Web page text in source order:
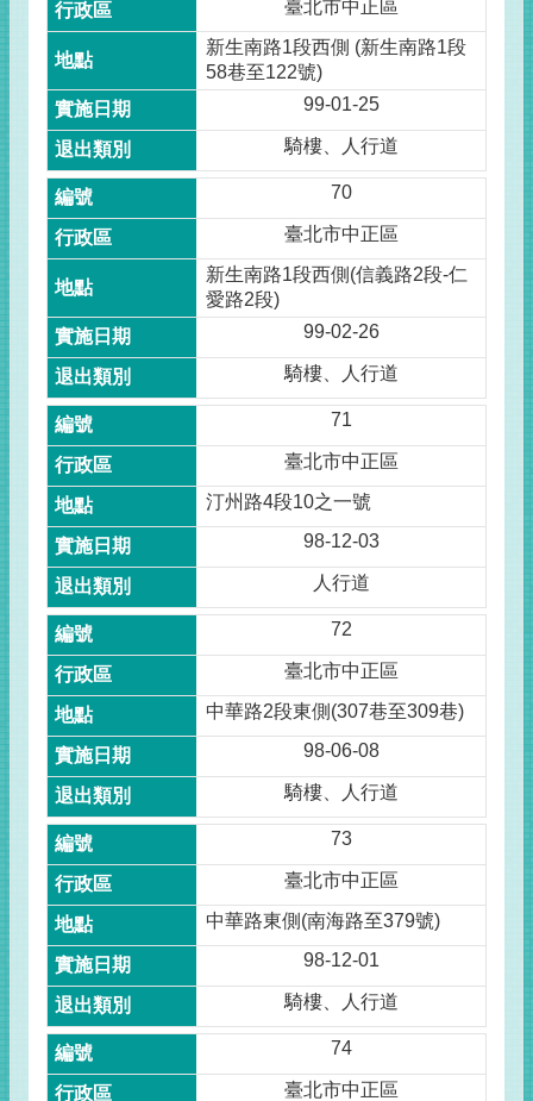
臺北市中正區
新生南路1段西側 (新生南路1段
58巷至122號)
99-01-25
騎樓、人行道
70
臺北市中正區
新生南路1段西側(信義路2段-仁
愛路2段)
99-02-26
騎樓、人行道
71
臺北市中正區
汀州路4段10之一號
98-12-03
人行道
72
臺北市中正區
中華路2段東側(307巷至309巷)
98-06-08
騎樓、人行道
73
臺北市中正區
中華路東側(南海路至379號)
98-12-01
騎樓、人行道
74
臺北市中正區